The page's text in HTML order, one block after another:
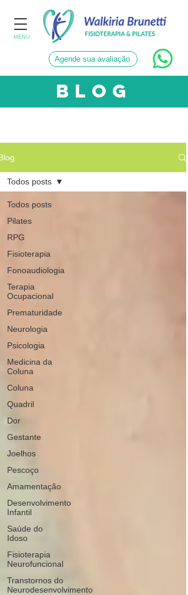
MENU
Agende sua avaliação
blog
Todos posts
Pilates
RPG
Fisioterapia
Fonoaudiologia
Terapia
Ocupacional
Prematuridade
Neurologia
Psicologia
Medicina da
Coluna
Coluna
Quadril
Dor
Gestante
Joelhos
Pescoço
Amamentação
Desenvolvimento
Infantil
Saúde do
Idoso
Fisioterapia
Neurofuncional
Transtornos do
Neurodesenvolvimento
Todos posts